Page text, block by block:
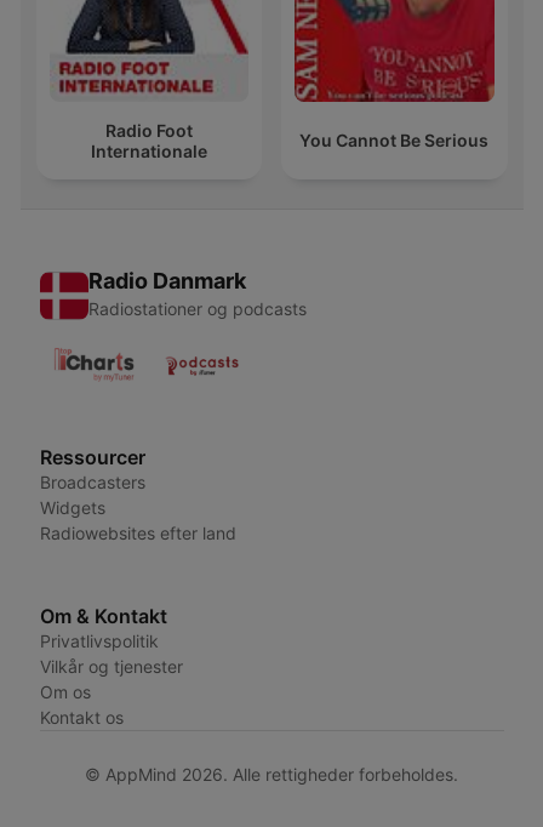
Radio Foot
Internationale
You Cannot Be Serious
Radio Danmark
Radiostationer og podcasts
Ressourcer
Broadcasters
Widgets
Radiowebsites efter land
Om & Kontakt
Privatlivspolitik
Vilkår og tjenester
Om os
Kontakt os
© AppMind 2026. Alle rettigheder forbeholdes.